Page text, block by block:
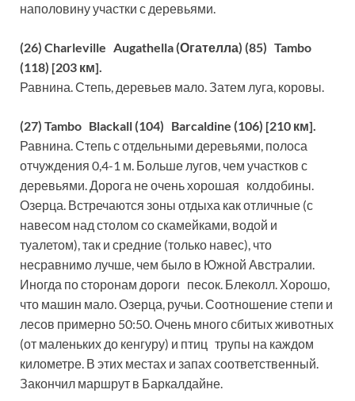
наполовину участки с деревьями.
(26) Charleville Augathella (Огателла) (85) Tambo
(118) [203 км].
Равнина. Степь, деревьев мало. Затем луга, коровы.
(27) Tambo Blackall (104) Barcaldine (106) [210 км].
Равнина. Степь с отдельными деревьями, полоса
отчуждения 0,4-1 м. Больше лугов, чем участков с
деревьями. Дорога не очень хорошая колдобины.
Озерца. Встречаются зоны отдыха как отличные (с
навесом над столом со скамейками, водой и
туалетом), так и средние (только навес), что
несравнимо лучше, чем было в Южной Австралии.
Иногда по сторонам дороги песок. Блеколл. Хорошо,
что машин мало. Озерца, ручьи. Соотношение степи и
лесов примерно 50:50. Очень много сбитых животных
(от маленьких до кенгуру) и птиц трупы на каждом
километре. В этих местах и запах соответственный.
Закончил маршрут в Баркалдайне.